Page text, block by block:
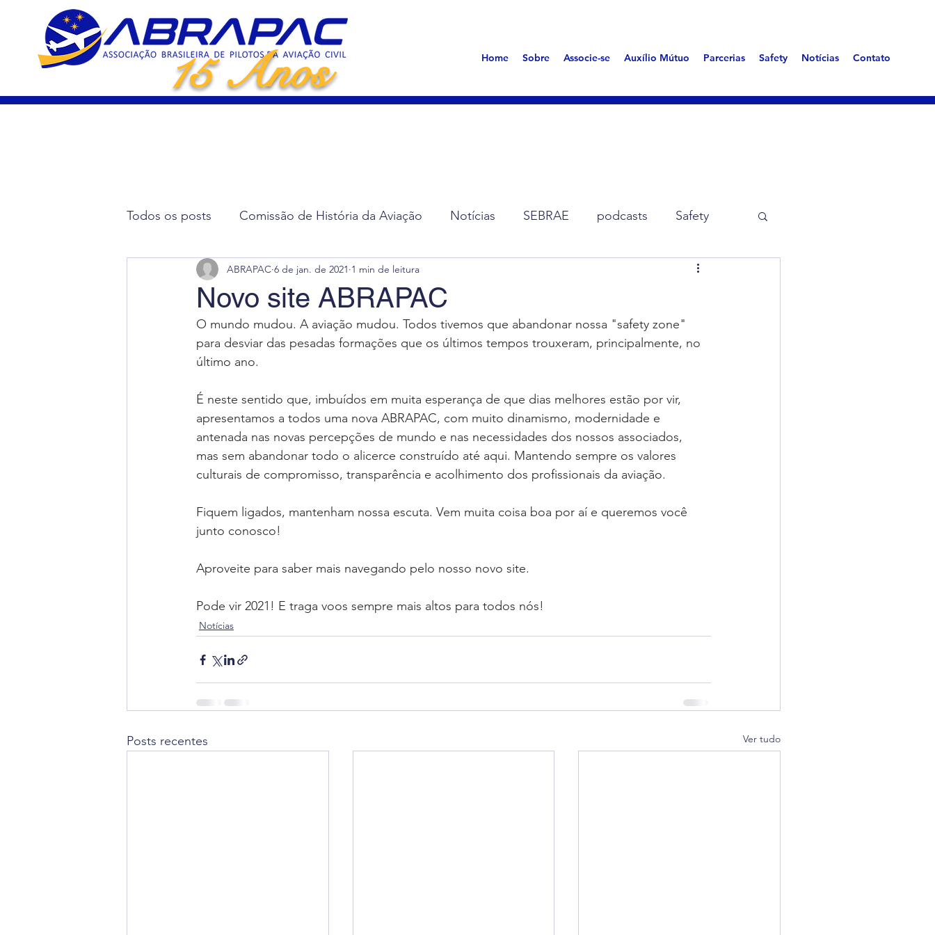
15 Anos Home Sobre Associe-se Auxílio Mútuo Parcerias Safety Notícias Contato
Todos os posts Comissão de História da Aviação Notícias SEBRAE podcasts Safety
Artigos Científicos Eleição de Diretoria Síndrome Aerotóxica
Radiação Cósmica Dica de Leitura Revista Flight Deck Benefícios Fadigômetro
Dica de Inglês Notas Oficiais
Novo site ABRAPAC
ABRAPAC 6 de jan. de 2021 1 min de leitura
O mundo mudou. A aviação mudou. Todos tivemos que abandonar nossa "safety zone"
para desviar das pesadas formações que os últimos tempos trouxeram, principalmente, no
último ano.
É neste sentido que, imbuídos em muita esperança de que dias melhores estão por vir,
apresentamos a todos uma nova ABRAPAC, com muito dinamismo, modernidade e
antenada nas novas percepções de mundo e nas necessidades dos nossos associados,
mas sem abandonar todo o alicerce construído até aqui. Mantendo sempre os valores
culturais de compromisso, transparência e acolhimento dos profissionais da aviação.
Fiquem ligados, mantenham nossa escuta. Vem muita coisa boa por aí e queremos você
junto conosco!
Aproveite para saber mais navegando pelo nosso novo site.
Pode vir 2021! E traga voos sempre mais altos para todos nós!
Notícias
Posts recentes Ver tudo